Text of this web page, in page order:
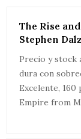
The Rise
Stephen
Precio y stock
dura con
Excelente, 160
Empire from